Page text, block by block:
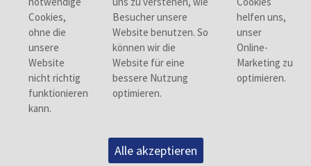
Stuttgarter Campus der IU
E-Commerce-Management: Du lernst die
Grundlagen des Online-Handels,
einschließlich Webshop-Management,
Digital-Marketing-Strategien und
Customer-Experience
inklusive Einblicke in Foto-Shootings und
Gestaltung von Produktseiten
Alle akzeptieren